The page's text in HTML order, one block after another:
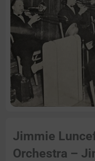
Jimmie
Orchestra –